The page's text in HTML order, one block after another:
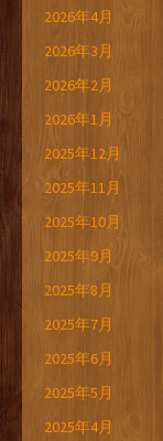
2026年4月
2026年3月
2026年2月
2026年1月
2025年12月
2025年11月
2025年10月
2025年9月
2025年8月
2025年7月
2025年6月
2025年5月
2025年4月